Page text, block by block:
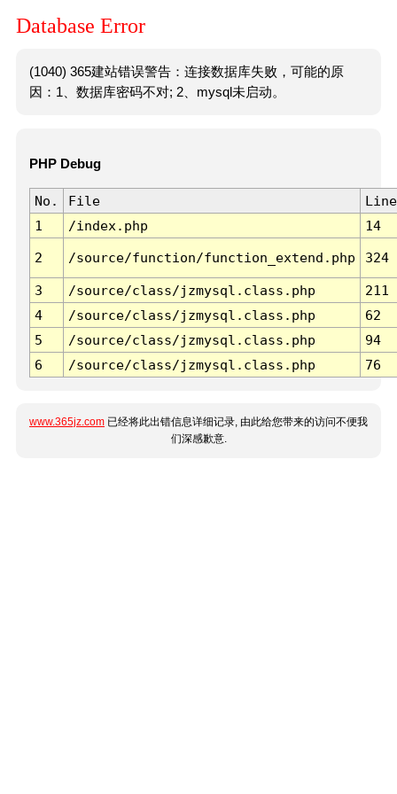
Database Error
(1040) 365建站错误警告：连接数据库失败，可能的原
因：1、数据库密码不对; 2、mysql未启动。
PHP Debug
No. File
Line
1
/index.php 14
2 /source/function/function_extend.php 324
3 /source/class/jzmysql.class.php
211
4
/source/class/jzmysql.class.php
62
5
/source/class/jzmysql.class.php
94
6
/source/class/jzmysql.class.php 76
www.365jz.com 已经将此出错信息详细记录, 由此给您带来的访问不便我
们深感歉意.